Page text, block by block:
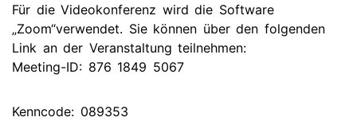
Für die Videokonferenz wird die Software
„Zoom“verwendet. Sie können über den folgenden
Link an der Veranstaltung teilnehmen:
Meeting-ID: 876 1849 5067
Kenncode: 089353